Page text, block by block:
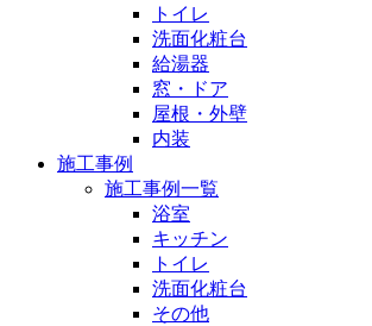
トイレ
洗面化粧台
給湯器
窓・ドア
屋根・外壁
内装
施工事例
施工事例一覧
浴室
キッチン
トイレ
洗面化粧台
その他